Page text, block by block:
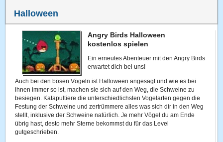
Halloween
Angry Birds Halloween
kostenlos spielen
Ein erneutes Abenteuer mit den Angry Birds
erwartet dich bei uns!
Auch bei den bösen Vögeln ist Halloween angesagt und wie es bei
ihnen immer so ist, machen sie sich auf den Weg, die Schweine zu
besiegen. Katapultiere die unterschiedlichsten Vogelarten gegen die
Festung der Schweine und zertrümmere alles was sich dir in den Weg
stellt, inklusive der Schweine natürlich. Je mehr Vögel du am Ende
übrig hast, desto mehr Sterne bekommst du für das Level
gutgeschrieben.